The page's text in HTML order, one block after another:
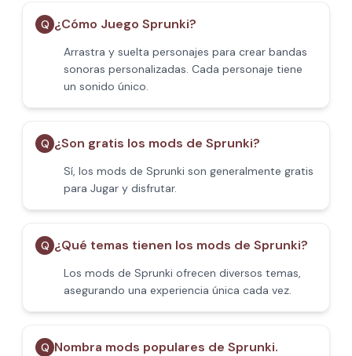
Q ¿Cómo Juego Sprunki?
Arrastra y suelta personajes para crear bandas
sonoras personalizadas. Cada personaje tiene
un sonido único.
Q ¿Son gratis los mods de Sprunki?
Sí, los mods de Sprunki son generalmente gratis
para Jugar y disfrutar.
Q ¿Qué temas tienen los mods de Sprunki?
Los mods de Sprunki ofrecen diversos temas,
asegurando una experiencia única cada vez.
Q Nombra mods populares de Sprunki.